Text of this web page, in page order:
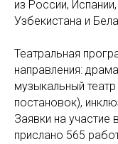
из России,
Узбекистана и
Театральная
направления:
музыкальный
постановок),
Заявки на
прислано 565